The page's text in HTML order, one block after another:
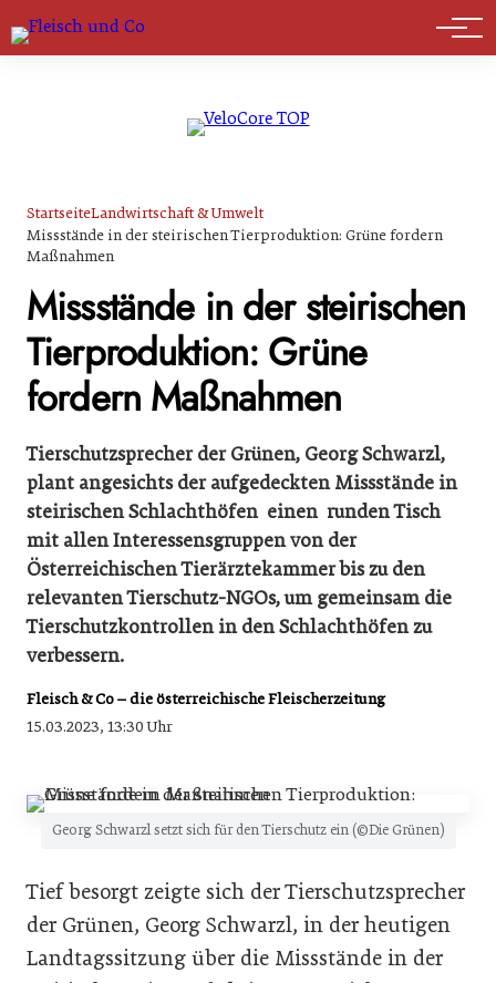
Marktführer
StartseiteLandwirtschaft & Umwelt
Missstände in der steirischen Tierproduktion: Grüne fordern
Maßnahmen
Missstände in der steirischen
Tierproduktion: Grüne
fordern Maßnahmen
Tierschutzsprecher der Grünen, Georg Schwarzl,
plant angesichts der aufgedeckten Missstände in
steirischen Schlachthöfen einen runden Tisch
mit allen Interessensgruppen von der
Österreichischen Tierärztekammer bis zu den
relevanten Tierschutz-NGOs, um gemeinsam die
Tierschutzkontrollen in den Schlachthöfen zu
verbessern.
Fleisch & Co – die österreichische Fleischerzeitung
15.03.2023, 13:30 Uhr
Georg Schwarzl setzt sich für den Tierschutz ein (©Die Grünen)
Tief besorgt zeigte sich der Tierschutzsprecher
der Grünen, Georg Schwarzl, in der heutigen
Landtagssitzung über die Missstände in der